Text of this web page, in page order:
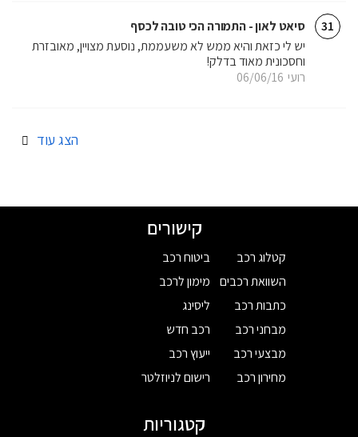
31 סיאט לאון - התמורה הכי טובה לכסף
רועי 06/06/16
יש לי כזאת והיא ממש לא משעממת, נוסעת מצויין, מאובזרת
וחסכונית מאוד בדלק!
הצג עוד
קישורים
קטלוג רכב
השוואת רכבים
כתבות רכב
מבחני רכב
מבצעי רכב
מחירון רכב
ביטוח רכב
מימון לרכב
ליסינג
רכב חדש
ייעוץ רכב
רישום לניוזלטר
קטגוריות